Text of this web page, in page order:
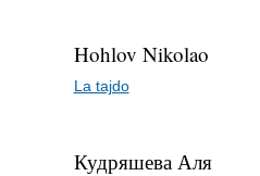
Hohlov Nikolao
La tajdo
Кудряшева Аля